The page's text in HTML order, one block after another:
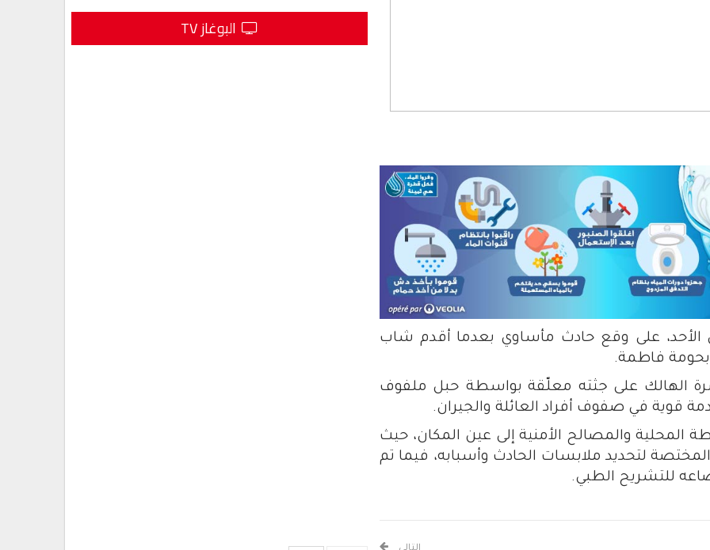
على وقع حادث مأساوي بعدما أقدم شاب
فاطمة.
الهالك على جثته معلّقة بواسطة حبل ملفوف
في صفوف أفراد العائلة والجيران.
المحلية والمصالح الأمنية إلى عين المكان، حيث
لتحديد ملابسات الحادث وأسبابه، فيما تم
للتشريح الطبي.
البوغاز TV